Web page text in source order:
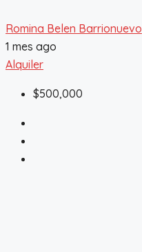
Romina Belen Barrionuevo
1 mes ago
Alquiler
$500,000